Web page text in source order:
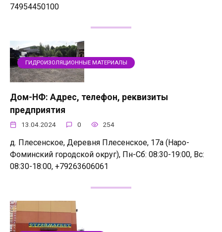
74954450100
ГИДРОИЗОЛЯЦИОННЫЕ МАТЕРИАЛЫ
Дом-НФ: Адрес, телефон, реквизиты
предприятия
13.04.2024 0 254
д. Плесенское, Деревня Плесенское, 17а (Наро-
Фоминский городской округ), Пн-Сб: 08:30-19:00, Вс:
08:30-18:00, +79263606061